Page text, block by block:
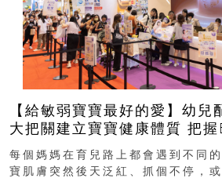
【給敏弱寶寶最好的愛】幼兒
大把關建立寶寶健康體質 把
每個媽媽在育兒路上都會遇到不同
寶肌膚突然後天泛紅、抓個不停，